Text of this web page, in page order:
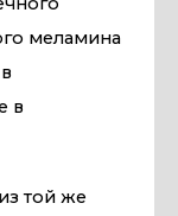
меламина
в
той же